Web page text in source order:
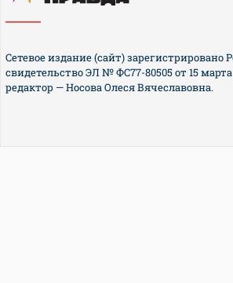
Сетевое издание (сайт) зарегистрировано
свидетельство ЭЛ № ФС77-80505 от 15
редактор — Носова Олеся Вячеславовна.